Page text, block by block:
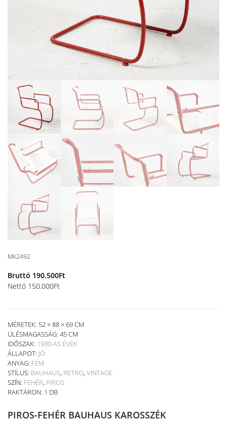
MK2492
Bruttó 190.500Ft
Nettó 150.000Ft
MÉRETEK: 52 × 88 × 69 CM
ÜLÉSMAGASSÁG: 45 CM
IDŐSZAK: 1930-AS ÉVEK
ÁLLAPOT: JÓ
ANYAG: FÉM
STÍLUS: BAUHAUS, RETRO, VINTAGE
SZÍN: FEHÉR, PIROS
RAKTÁRON: 1 DB
PIROS-FEHÉR BAUHAUS KAROSSZÉK